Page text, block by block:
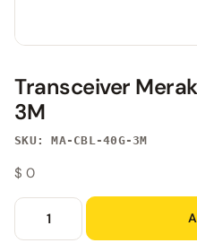
Transceiver
3M
SKU: MA-CBL-40G-3M
$ 0